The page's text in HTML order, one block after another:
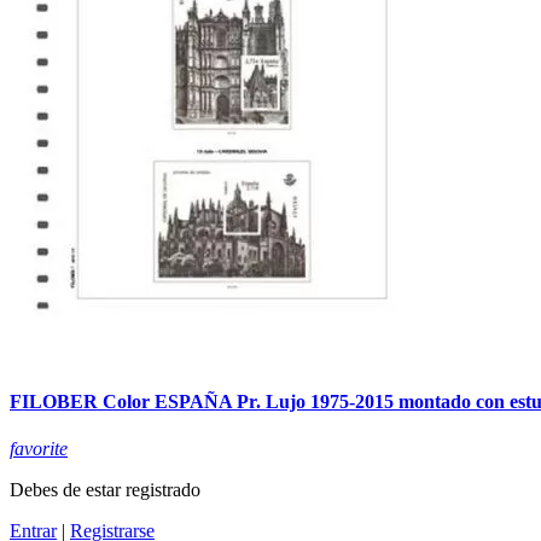
FILOBER Color ESPAÑA Pr. Lujo 1975-2015 montado con
favorite
Debes de estar registrado
Entrar| Registrarse